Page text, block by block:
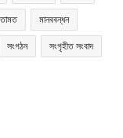
মানববন্ধন
সংগঠন সংগৃহীত সংবাদ